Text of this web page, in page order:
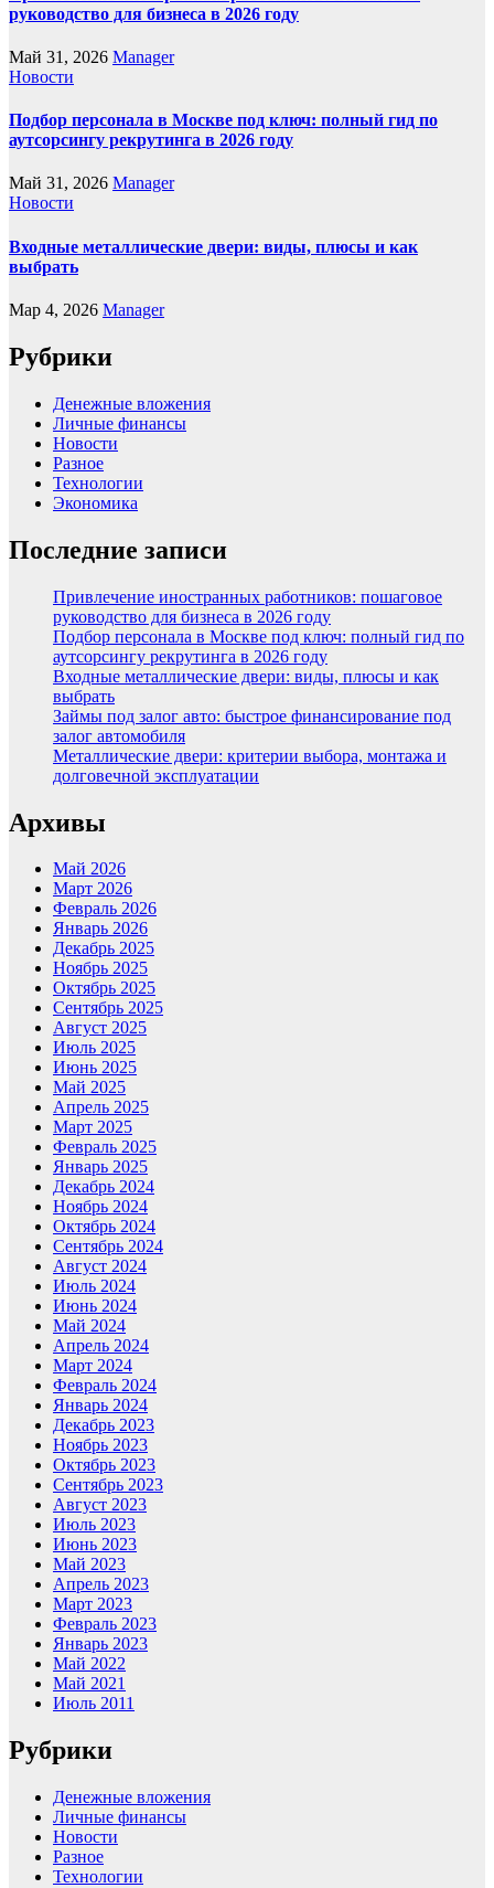
руководство для бизнеса в 2026 году
Май 31, 2026 Manager
Новости
Подбор персонала в Москве под ключ: полный гид по
аутсорсингу рекрутинга в 2026 году
Май 31, 2026 Manager
Новости
Входные металлические двери: виды, плюсы и как
выбрать
Мар 4, 2026 Manager
Рубрики
Денежные вложения
Личные финансы
Новости
Разное
Технологии
Экономика
Последние записи
Привлечение иностранных работников: пошаговое
руководство для бизнеса в 2026 году
Подбор персонала в Москве под ключ: полный гид по
аутсорсингу рекрутинга в 2026 году
Входные металлические двери: виды, плюсы и как
выбрать
Займы под залог авто: быстрое финансирование под
залог автомобиля
Металлические двери: критерии выбора, монтажа и
долговечной эксплуатации
Архивы
Май 2026
Март 2026
Февраль 2026
Январь 2026
Декабрь 2025
Ноябрь 2025
Октябрь 2025
Сентябрь 2025
Август 2025
Июль 2025
Июнь 2025
Май 2025
Апрель 2025
Март 2025
Февраль 2025
Январь 2025
Декабрь 2024
Ноябрь 2024
Октябрь 2024
Сентябрь 2024
Август 2024
Июль 2024
Июнь 2024
Май 2024
Апрель 2024
Март 2024
Февраль 2024
Январь 2024
Декабрь 2023
Ноябрь 2023
Октябрь 2023
Сентябрь 2023
Август 2023
Июль 2023
Июнь 2023
Май 2023
Апрель 2023
Март 2023
Февраль 2023
Январь 2023
Май 2022
Май 2021
Июль 2011
Рубрики
Денежные вложения
Личные финансы
Новости
Разное
Технологии